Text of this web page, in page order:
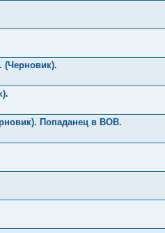
(Черновик).
Попаданец в ВОВ.